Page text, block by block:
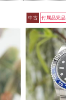
中古 付属品完品